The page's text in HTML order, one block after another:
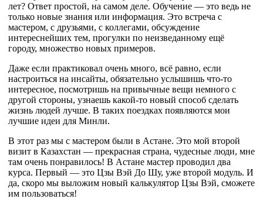
лет? Ответ простой, на самом деле. Обучение — это ведь не
только новые знания или информация. Это встреча с
мастером, с друзьями, с коллегами, обсуждение
интереснейших тем, прогулки по неизведанному ещё
городу, множество новых примеров.
Даже если практиковал очень много, всё равно, если
настроиться на инсайты, обязательно услышишь что-то
интересное, посмотришь на привычные вещи немного с
другой стороны, узнаешь какой-то новый способ сделать
жизнь людей лучше. В таких поездках появляются мои
лучшие идеи для Минли.
В этот раз мы с мастером были в Астане. Это мой второй
визит в Казахстан — прекрасная страна, чудесные люди, мне
там очень понравилось! В Астане мастер проводил два
курса. Первый — это Цзы Вэй До Шу, уже второй модуль. И
да, скоро мы выложим новый калькулятор Цзы Вэй, сможете
им пользоваться!